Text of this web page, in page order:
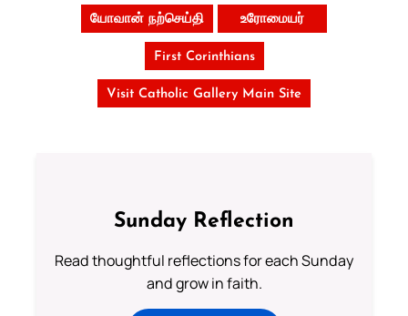
யோவான் நற்செய்தி உரோமையர்
First Corinthians
Visit Catholic Gallery Main Site
Sunday Reflection
Read thoughtful reflections for each Sunday
and grow in faith.